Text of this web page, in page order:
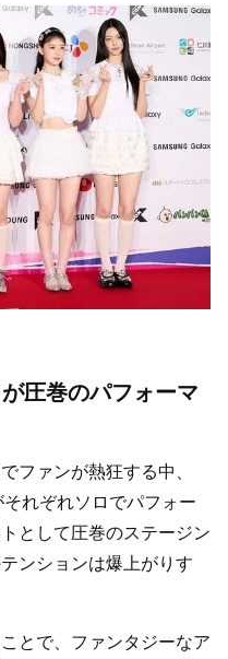
圧巻のパフォーマ
ファンが熱狂する中、
れぞれソロでパフォー
として圧巻のステージン
ンションは爆上がりす
とで、ファンタジーなア